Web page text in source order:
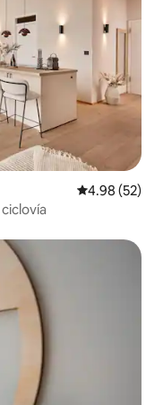
Calificación
4.98 (52)